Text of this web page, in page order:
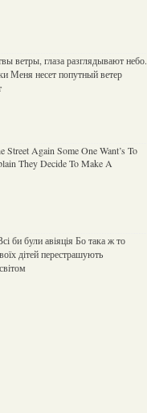
ветры, глаза разглядывают небо.
Меня несет попутный ветер
Again Some One Want’s To
They Decide To Make A
би були авіяція Бо така ж то
дітей перестрашують